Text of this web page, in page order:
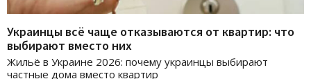
Украинцы всё чаще отказываются от квартир: что
выбирают вместо них
Жильё в Украине 2026: почему украинцы выбирают
частные дома вместо квартир